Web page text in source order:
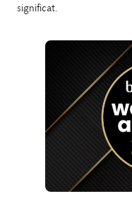
significat.